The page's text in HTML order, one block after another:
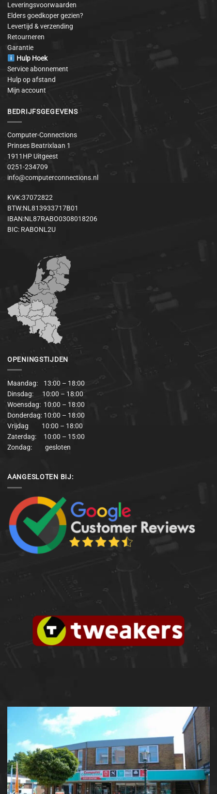
Leveringsvoorwaarden
Elders goedkoper gezien?
Levertijd & verzending
Retourneren
Garantie
Hulp Hoek
Service abonnement
Hulp op afstand
Mijn account
BEDRIJFSGEGEVENS
Computer-Connections
Prinses Beatrixlaan 1
1911HP Uitgeest
0251-234709
info@computerconnections.nl
KVK:37072822
BTW:NL813933717B01
IBAN:NL87RABO0308018206
BIC: RABONL2U
OPENINGSTIJDEN
Maandag: 13:00 – 18:00
Dinsdag: 10:00 – 18:00
Woensdag: 10:00 – 18:00
Donderdag: 10:00 – 18:00
Vrijdag 10:00 – 18:00
Zaterdag: 10:00 – 15:00
Zondag: gesloten
AANGESLOTEN BIJ: